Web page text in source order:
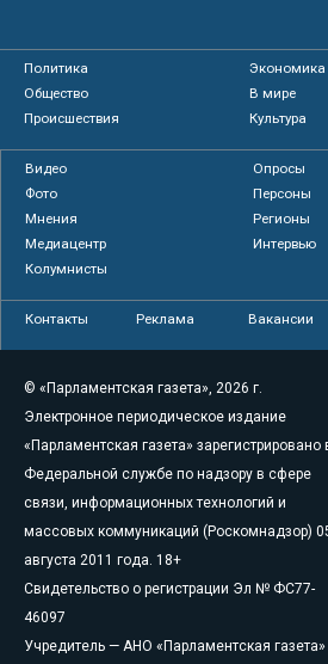
Политика
Экономика
Общество
В мире
Происшествия
Культура
Видео
Опросы
Фото
Персоны
Мнения
Регионы
Медиацентр
Интервью
Колумнисты
Контакты Реклама Вакансии
© «Парламентская газета», 2026 г.
Электронное периодическое издание
«Парламентская газета» зарегистрировано
Федеральной службе по надзору в сфере
связи, информационных технологий и
массовых коммуникаций (Роскомнадзор)
августа 2011 года. 18+
Свидетельство о регистрации Эл № ФС77-
46097
Учредитель — АНО «Парламентская газета»